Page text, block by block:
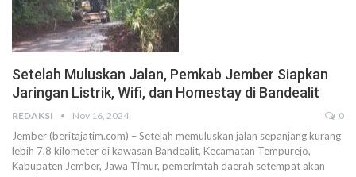
Setelah Muluskan Jalan, Pemkab Jember Siapkan
Jaringan Listrik, Wifi, dan Homestay di Bandealit
REDAKSI Nov 16, 2024 0
Jember (beritajatim.com) – Setelah memuluskan jalan sepanjang kurang
lebih 7,8 kilometer di kawasan Bandealit, Kecamatan Tempurejo,
Kabupaten Jember, Jawa Timur, pemerimtah daerah setempat akan